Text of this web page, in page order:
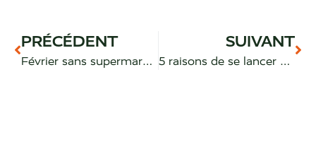
PRÉCÉDENT
Février sans supermarché : mes conseils
SUIVANT
5 raisons de se lancer dans le zéro déchet